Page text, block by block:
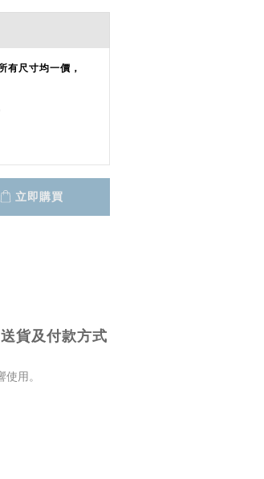
有尺寸均一價，
立即購買
送貨及付款方式
用。